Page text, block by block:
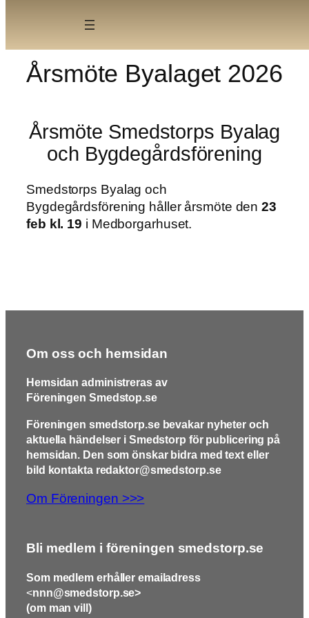
to
contentÅrsmöte Byalaget 2026
Årsmöte Smedstorps Byalag
och Bygdegårdsförening
Smedstorps Byalag och
Bygdegårdsförening håller årsmöte den23
feb kl. 19 i Medborgarhuset.
Om oss och hemsidan
Hemsidan administreras av
Föreningen Smedstop.se
Föreningen smedstorp.se bevakar nyheter och
aktuella händelser i Smedstorp för publicering på
hemsidan. Den som önskar bidra med text eller
bild kontakta redaktor@smedstorp.se
Om Föreningen >>>
Bli medlem i föreningen smedstorp.se
Som medlem erhåller emailadress
<nnn@smedstorp.se>
(om man vill)